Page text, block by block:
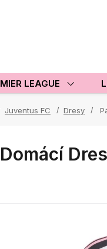
LEAGUE
Juventus FC Dresy